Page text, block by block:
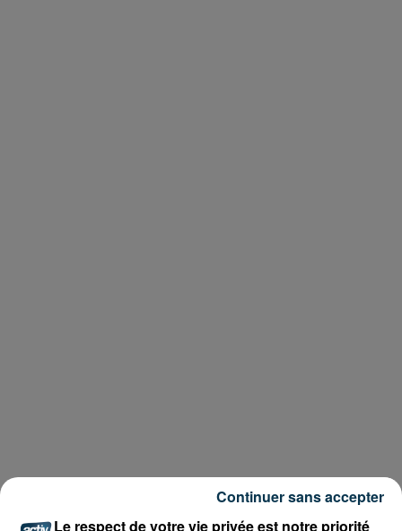
Le respect de votre vie privée est notre priorité
Continuer sans accepter